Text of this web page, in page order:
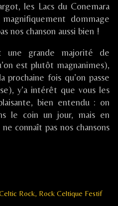
les Lacs du Conemara
dommage
nos chanson aussi bien !
une grande majorité de
est plutôt magnanimes),
prochaine fois qu’on passe
y’a intérêt que vous les
bien entendu : on
le coin un jour, mais en
connaît pas nos chansons
Rock, Rock Celtique Festif